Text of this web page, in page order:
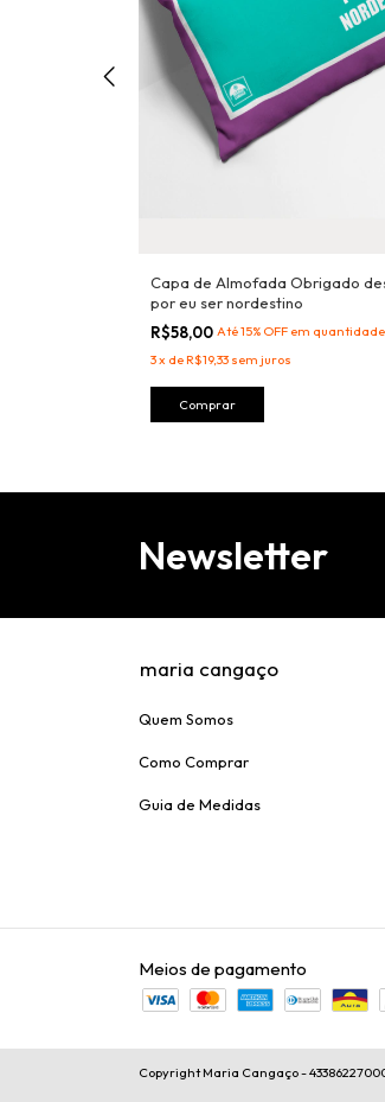
Capa de Almofada Obrigado
por eu ser nordestino
R$58,00 Até 15% OFF em quantidade
3x deR$19,33 sem juros
Newsletter
maria cangaço
Quem Somos
Como Comprar
Guia de Medidas
Meios de pagamento
Copyright Maria Cangaço -